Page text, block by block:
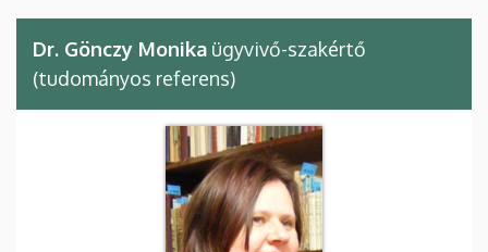
Dr. Gönczy Monika ügyvivő-szakértő
(tudományos referens)